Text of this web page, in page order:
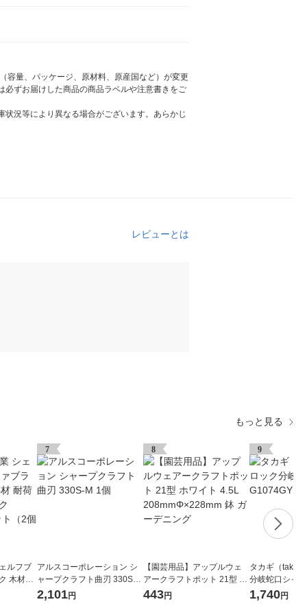
容量、パッケージ、原材料、原産国など）が変更
ずお届けした商品の商品ラベルや注意書きをご
況等により異なる場合がございます。あらかじ
レビューとは
もっと見る
ルフブ
木材接
ブラッ
7
アルスコーポレーション シ
ャープクラフト曲刃 330S-M
1個
2,101円
8
【園芸用品】アップルウェ
アークラフトポット 21型 ホ
ワイト 4.5L 208mmΦ×228m
443円
9
タカギ（
分岐蛇口シャ
散水用品
1,740円